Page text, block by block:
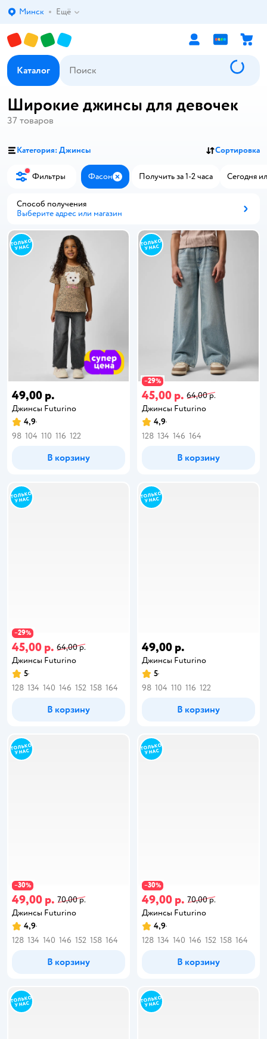
Выбор адреса доставки.
Минск Ещё
Каталог
Широкие джинсы для девочек
37 товаров
Категория: Джинсы Сортировка
Фильтры Фасон ЗакрытьПолучить за 1-2 часа Сегодня
Способ получения
Выберите адрес или магазин
49,00 р.
Джинсы Futurino
4,9
98 104 110 116 122
В корзину
−29%
45,00 р. 64,00 р.
Джинсы Futurino
4,9
128 134 146 164
В корзину
−29%
45,00 р. 64,00 р.
Джинсы Futurino
5
128 134 140 146 152 158 164
В корзину
49,00 р.
Джинсы Futurino
5
98 104 110 116 122
В корзину
−30%
49,00 р. 70,00 р.
Джинсы Futurino
4,9
128 134 140 146 152 158 164
В корзину
−30%
49,00 р. 70,00 р.
Джинсы Futurino
4,9
128 134 140 146 152 158 164
В корзину